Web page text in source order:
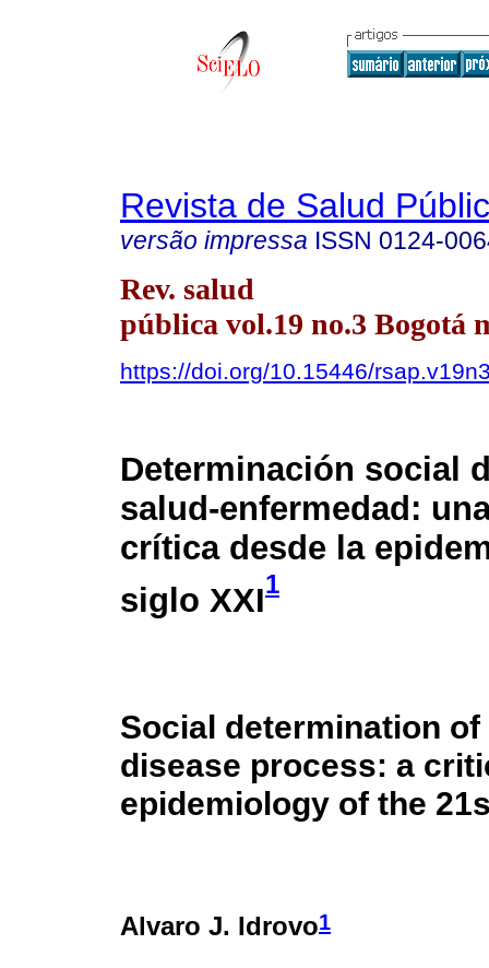
Revista de Salud
versão impressa ISSN 0124-
Rev. salud
pública vol.19 no.3 Bogotá
https://doi.org/10.15446/
Determinación social
salud-enfermedad:
crítica desde la
siglo XXI1
Social determination of
disease process: a
epidemiology of the
Alvaro J. Idrovo1